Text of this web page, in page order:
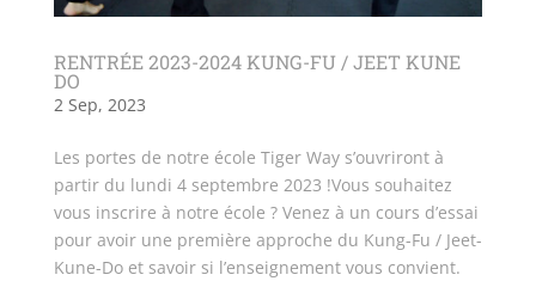
RENTRÉE 2023-2024 KUNG-FU / JEET KUNE
DO
2 Sep, 2023
Les portes de notre école Tiger Way s’ouvriront à
partir du lundi 4 septembre 2023 !Vous souhaitez
vous inscrire à notre école ? Venez à un cours d’essai
pour avoir une première approche du Kung-Fu / Jeet-
Kune-Do et savoir si l’enseignement vous convient.